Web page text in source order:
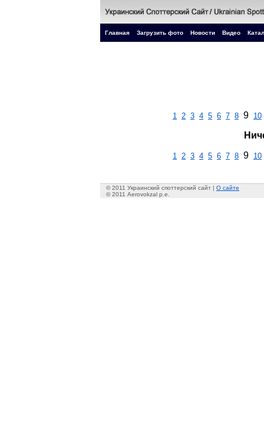
Главная Загрузить фото Новости Видео
1 2 3 4 5 6 7 8 9 10
1 2 3 4 5 6 7 8 9 10
© 2011 Украинский споттерский сайт | О сайте
© 2011 Aerovokzal p.e.